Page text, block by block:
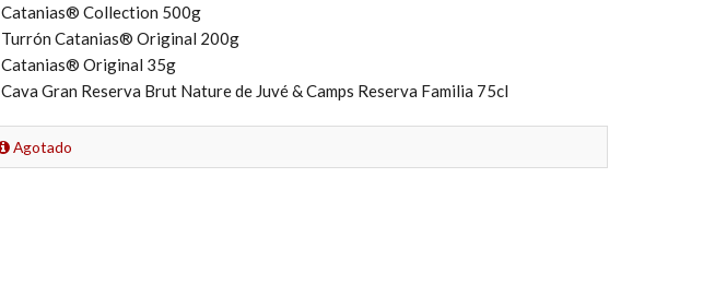
Catanias® Collection 500g
Turrón Catanias® Original 200g
Catanias® Original 35g
Cava Gran Reserva Brut Nature de Juvé & Camps Reserva Familia 75cl
Agotado